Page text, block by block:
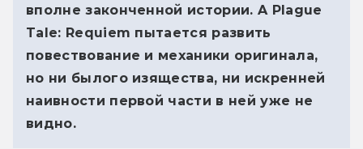
вполне законченной истории. A Plague
Tale: Requiem пытается развить
повествование и механики оригинала,
но ни былого изящества, ни искренней
наивности первой части в ней уже не
видно.